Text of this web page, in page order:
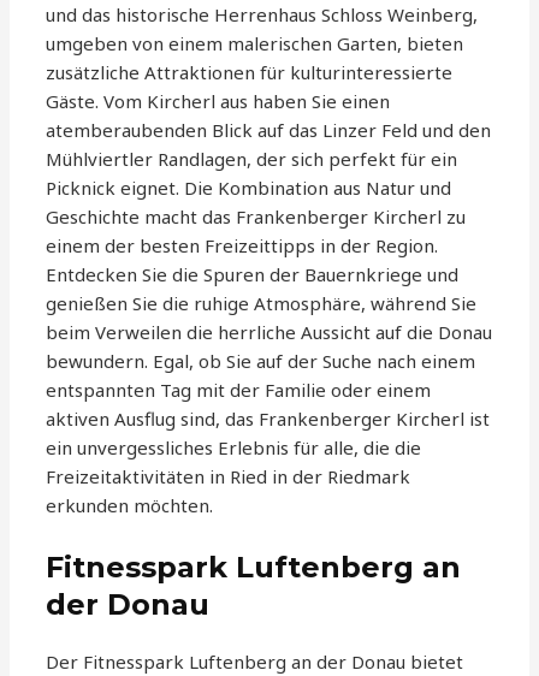
und das historische Herrenhaus Schloss Weinberg,
umgeben von einem malerischen Garten, bieten
zusätzliche Attraktionen für kulturinteressierte
Gäste. Vom Kircherl aus haben Sie einen
atemberaubenden Blick auf das Linzer Feld und den
Mühlviertler Randlagen, der sich perfekt für ein
Picknick eignet. Die Kombination aus Natur und
Geschichte macht das Frankenberger Kircherl zu
einem der besten Freizeittipps in der Region.
Entdecken Sie die Spuren der Bauernkriege und
genießen Sie die ruhige Atmosphäre, während Sie
beim Verweilen die herrliche Aussicht auf die Donau
bewundern. Egal, ob Sie auf der Suche nach einem
entspannten Tag mit der Familie oder einem
aktiven Ausflug sind, das Frankenberger Kircherl ist
ein unvergessliches Erlebnis für alle, die die
Freizeitaktivitäten in Ried in der Riedmark
erkunden möchten.
Fitnesspark Luftenberg an
der Donau
Der Fitnesspark Luftenberg an der Donau bietet